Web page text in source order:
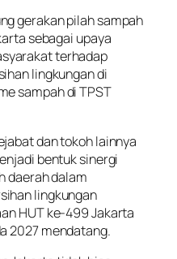
gerakan pilah sampah
sebagai upaya
terhadap
lingkungan di
sampah di TPST
dan tokoh lainnya
bentuk sinergi
daerah dalam
lingkungan
HUT ke-499 Jakarta
2027 mendatang.